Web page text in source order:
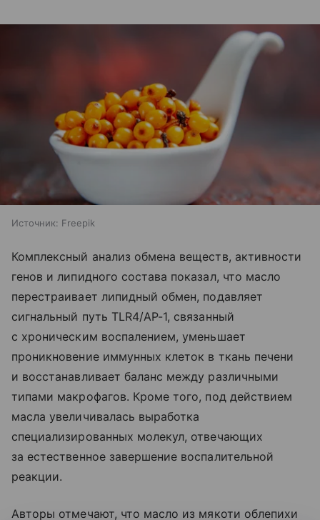
Источник: Freepik
Комплексный анализ обмена веществ, активности
генов и липидного состава показал, что масло
перестраивает липидный обмен, подавляет
сигнальный путь TLR4/AP-1, связанный
с хроническим воспалением, уменьшает
проникновение иммунных клеток в ткань печени
и восстанавливает баланс между различными
типами макрофагов. Кроме того, под действием
масла увеличивалась выработка
специализированных молекул, отвечающих
за естественное завершение воспалительной
реакции.
Авторы отмечают, что масло из мякоти облепихи